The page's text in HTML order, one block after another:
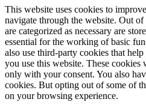
This website uses cookies to
navigate through the website. Out
are categorized as necessary are
essential for the working of basic
also use third-party cookies that
you use this website. These
only with your consent. You also
cookies. But opting out of some of
on your browsing experience.